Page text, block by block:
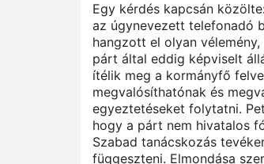
Egy kérdés kapcsán
az úgynevezett telefonadó
hangzott el olyan
párt által eddig képviselt
ítélik meg a kormányfő
megvalósíthatónak és
egyeztetéseket folytatni.
hogy a párt nem hivatalos
Szabad tanácskozás
függeszteni. Elmondása